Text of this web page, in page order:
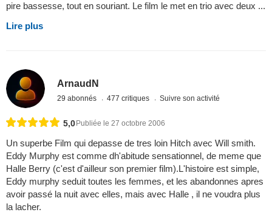
pire bassesse, tout en souriant. Le film le met en trio avec deux ...
Lire plus
ArnaudN
29 abonnés 477 critiques Suivre son activité
5,0 Publiée le 27 octobre 2006
Un superbe Film qui depasse de tres loin Hitch avec Will smith.
Eddy Murphy est comme dh'abitude sensationnel, de meme que
Halle Berry (c'est d'ailleur son premier film).L'histoire est simple,
Eddy murphy seduit toutes les femmes, et les abandonnes apres
avoir passé la nuit avec elles, mais avec Halle , il ne voudra plus
la lacher.